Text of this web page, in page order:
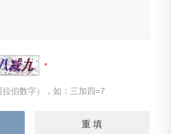
伯数字），如：三加四=7